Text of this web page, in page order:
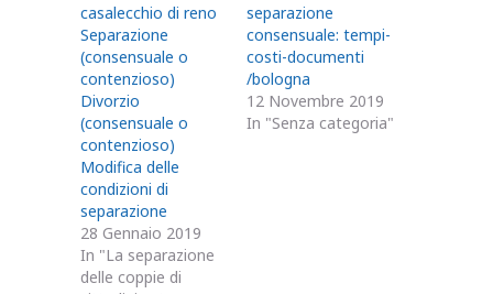
casalecchio di reno
Separazione
(consensuale o
contenzioso)
Divorzio
(consensuale o
contenzioso)
Modifica delle
condizioni di
separazione
28 Gennaio 2019
In "La separazione
delle coppie di
separazione
consensuale: tempi-
costi-documenti
/bologna
12 Novembre 2019
In "Senza categoria"